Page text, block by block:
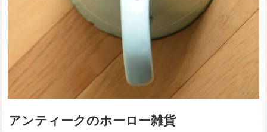
アンティークのホーロー雑貨